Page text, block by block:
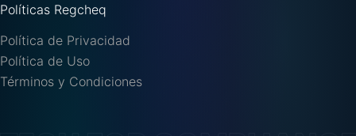
Políticas Regcheq
Política de Privacidad
Política de Uso
Términos y Condiciones